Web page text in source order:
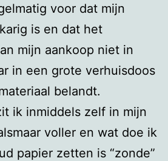
voor dat mijn
is en dat het
mijn aankoop niet in
in een grote verhuisdoos
belandt.
ik inmiddels zelf in mijn
voller en wat doe ik
papier zetten is “zonde”